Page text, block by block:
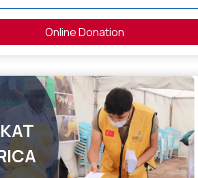
Online Donation